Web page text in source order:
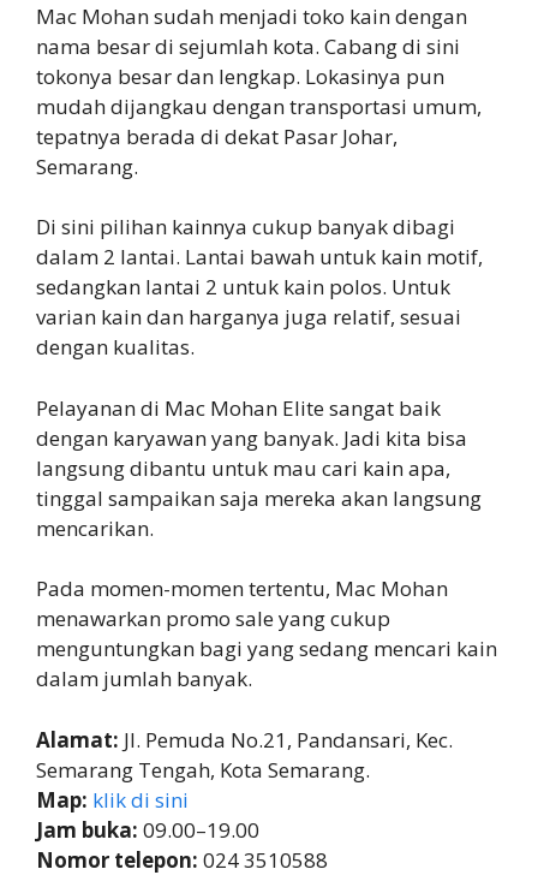
Mac Mohan sudah menjadi toko kain dengan
nama besar di sejumlah kota. Cabang di sini
tokonya besar dan lengkap. Lokasinya pun
mudah dijangkau dengan transportasi umum,
tepatnya berada di dekat Pasar Johar,
Semarang.
Di sini pilihan kainnya cukup banyak dibagi
dalam 2 lantai. Lantai bawah untuk kain motif,
sedangkan lantai 2 untuk kain polos. Untuk
varian kain dan harganya juga relatif, sesuai
dengan kualitas.
Pelayanan di Mac Mohan Elite sangat baik
dengan karyawan yang banyak. Jadi kita bisa
langsung dibantu untuk mau cari kain apa,
tinggal sampaikan saja mereka akan langsung
mencarikan.
Pada momen-momen tertentu, Mac Mohan
menawarkan promo sale yang cukup
menguntungkan bagi yang sedang mencari kain
dalam jumlah banyak.
Alamat: Jl. Pemuda No.21, Pandansari, Kec.
Semarang Tengah, Kota Semarang.
Map: klik di sini
Jam buka: 09.00–19.00
Nomor telepon: 024 3510588